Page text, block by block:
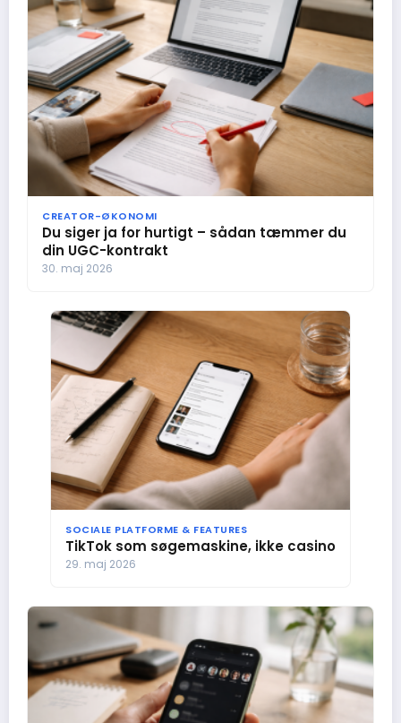
CREATOR-ØKONOMI
Du siger ja for hurtigt – sådan tæmmer du
din UGC-kontrakt
30. maj 2026
SOCIALE PLATFORME & FEATURES
TikTok som søgemaskine, ikke casino
29. maj 2026